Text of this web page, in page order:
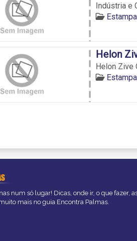
Indústria e
Helon
Helon Zive
num só lugar! Dicas, onde ir, o que fazer,
mais no guia Encontra Palmas.